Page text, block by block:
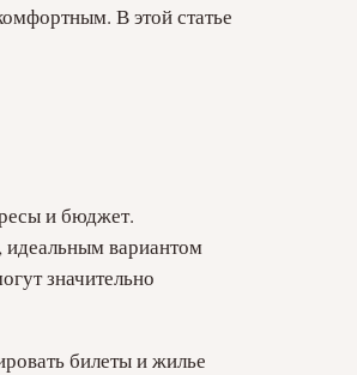
В этой статье
и бюджет.
идеальным вариантом
значительно
билеты и жилье